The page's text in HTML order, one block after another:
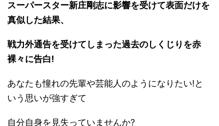
スーパースター新庄剛志に影響を受けて表面だけを
真似した結果、
戦力外通告を受けてしまった過去のしくじりを赤
裸々に告白!
あなたも憧れの先輩や芸能人のようになりたい!と
いう思いが強すぎて
自分自身を見失っていませんか?